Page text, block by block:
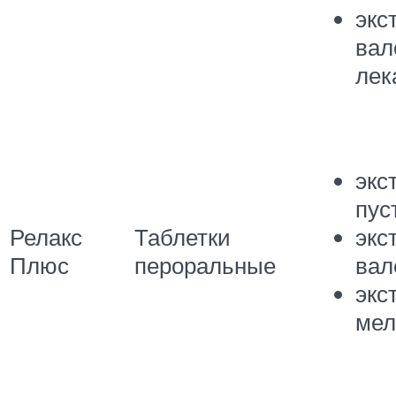
Релакс
Плюс
Таблетки
пероральные